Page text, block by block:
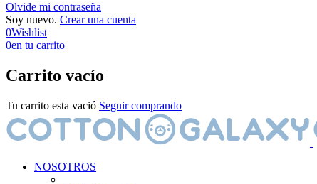
Olvide mi contraseña
Soy nuevo. Crear una cuenta
0Wishlist
0en tu carrito
Carrito vacío
Tu carrito esta vació Seguir comprando
NOSOTROS